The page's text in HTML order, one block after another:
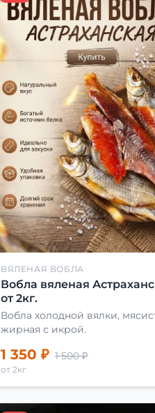
ВЯЛЕНАЯ ВОБЛА
Вобла вяленая
от 2кг.
Вобла холодной вялки,
жирная с икрой.
1 350 ₽ 1 500 ₽
от 2кг